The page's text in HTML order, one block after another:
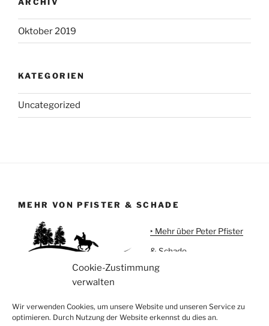
Cookie-Zustimmung
verwalten
Wir verwenden Cookies, um unsere Website und unseren Service zu
optimieren. Durch Nutzung der Website erkennst du dies an.
Oktober 2019
KATEGORIEN
Uncategorized
MEHR VON PFISTER & SCHADE
‣ Mehr über Peter Pfister
& Schade
‣ Urlaub auf Meggi'sFarm